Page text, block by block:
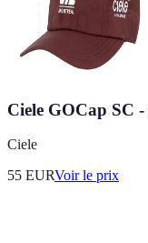
Ciele GOCap SC
Ciele
55 EURVoir le prix